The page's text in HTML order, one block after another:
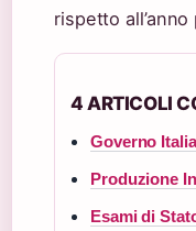
rispetto
4 ARTICOLI
Governo
Produzione
Esami di